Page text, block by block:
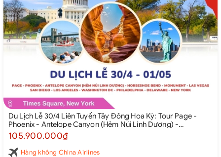
Du Lịch Lễ 30/4 Liên Tuyến Tây Đông Hoa Kỳ: Tour Page -
Phoenix - Antelope Canyon (Hẻm Núi Linh Dương) -
Horseshoe Bend - Monument - Las Vegas - San Diego - Los
Angeles - Washington Dc - Philadelphia - Delaware - New
York từ Hà Nội 2026
105.900.000₫
Hàng không China Airlines